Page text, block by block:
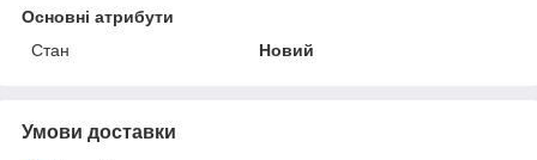
Основні атрибути
Стан
Новий
Умови доставки